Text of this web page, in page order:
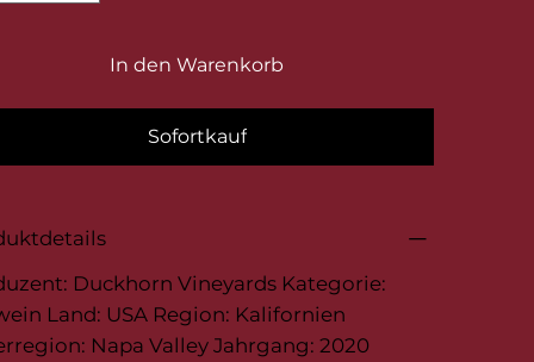
In den Warenkorb
Sofortkauf
Duckhorn Vineyards Kategorie:
Land: USA Region: Kalifornien
Napa Valley Jahrgang: 2020